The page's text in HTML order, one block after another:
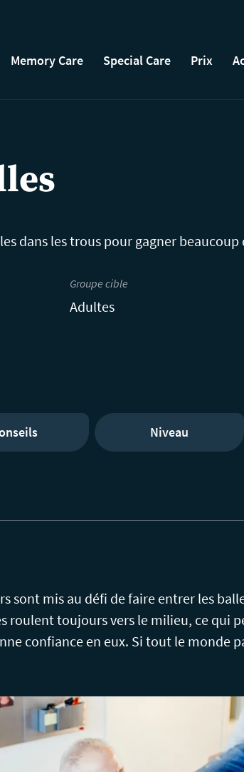
Memory Care Special Care Prix
dans les trous pour gagner
Groupe cible
Adultes
Niveau
sont mis au défi de faire entrer les
roulent toujours vers le milieu, ce qui
confiance en eux. Si tout le monde